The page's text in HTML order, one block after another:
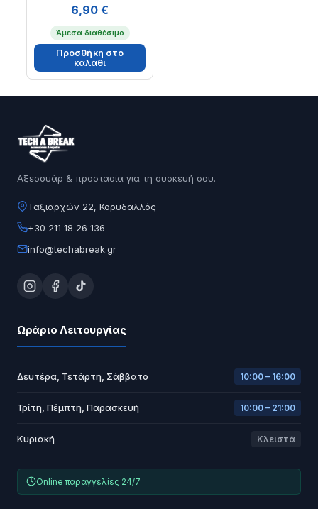
6,90€
Άμεσα διαθέσιμο
Προσθήκη στο
καλάθι
Αξεσουάρ & προστασία για τη συσκευή σου.
Ταξιαρχών 22, Κορυδαλλός
+30 211 18 26 136
info@techabreak.gr
Ωράριο Λειτουργίας
Δευτέρα, Τετάρτη, Σάββατο 10:00 – 16:00
Τρίτη, Πέμπτη, Παρασκευή 10:00 – 21:00
Κυριακή Κλειστά
Online παραγγελίες 24/7